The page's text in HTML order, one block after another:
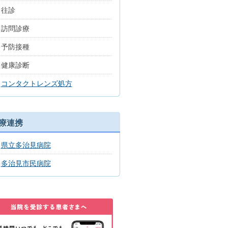
往診
訪問診療
予防接種
健康診断
コンタクトレンズ処方
連携
県立多治見病院
多治見市民病院